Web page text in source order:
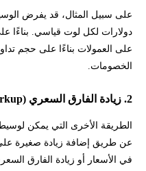
دولارات لكل لوت قياسي. بناءًا
على العمولات بناءًا على حجم
الخصومات.
2. زيادة الفارق السعري (Spread Markup):
عن طريق إضافة زيادة صغيرة
في الأسعار أو زيادة الفارق